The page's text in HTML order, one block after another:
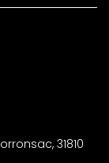
31810